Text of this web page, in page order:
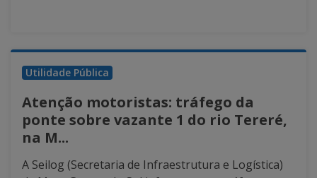
Utilidade Pública
Atenção motoristas: tráfego da
ponte sobre vazante 1 do rio Tereré,
na M...
A Seilog (Secretaria de Infraestrutura e Logística)